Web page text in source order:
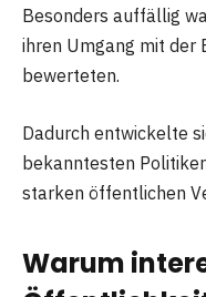
Besonders auffällig
ihren Umgang mit der
bewerteten.
Dadurch entwickelte
bekanntesten
starken öffentlichen
Warum